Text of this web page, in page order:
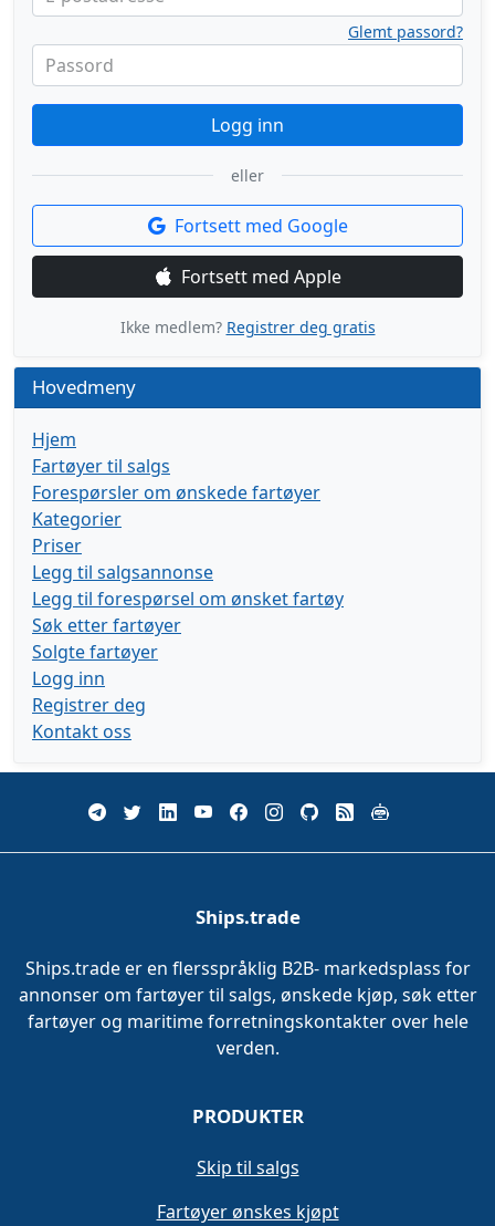
Passord
Glemt passord?
Logg inn
eller
Fortsett med Google
Fortsett med Apple
Ikke medlem? Registrer deg gratis
Hovedmeny
Hjem
Fartøyer til salgs
Forespørsler om ønskede fartøyer
Kategorier
Priser
Legg til salgsannonse
Legg til forespørsel om ønsket fartøy
Søk etter fartøyer
Solgte fartøyer
Logg inn
Registrer deg
Kontakt oss
Ships.trade
Ships.trade er en flersspråklig B2B- markedsplass for
annonser om fartøyer til salgs, ønskede kjøp, søk etter
fartøyer og maritime forretningskontakter over hele
verden.
PRODUKTER
Skip til salgs
Fartøyer ønskes kjøpt